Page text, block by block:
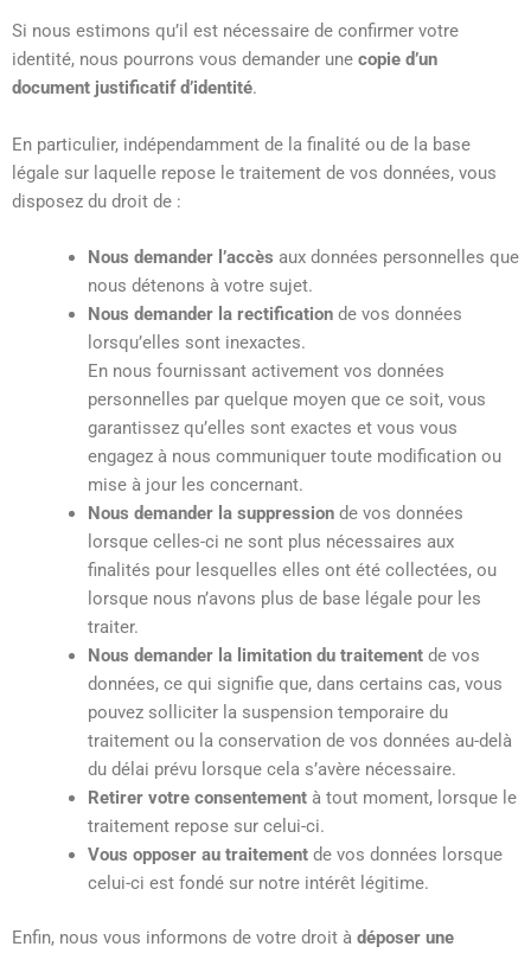
Si nous estimons qu’il est nécessaire de confirmer votre
identité, nous pourrons vous demander une copie d’un
document justificatif d’identité.
En particulier, indépendamment de la finalité ou de la base
légale sur laquelle repose le traitement de vos données, vous
disposez du droit de :
Nous demander l’accès aux données personnelles que
nous détenons à votre sujet.
Nous demander la rectificationde vos données
lorsqu’elles sont inexactes.
En nous fournissant activement vos données
personnelles par quelque moyen que ce soit, vous
garantissez qu’elles sont exactes et vous vous
engagez à nous communiquer toute modification ou
mise à jour les concernant.
Nous demander la suppressionde vos données
lorsque celles-ci ne sont plus nécessaires aux
finalités pour lesquelles elles ont été collectées, ou
lorsque nous n’avons plus de base légale pour les
traiter.
Nous demander la limitation du traitementde vos
données, ce qui signifie que, dans certains cas, vous
pouvez solliciter la suspension temporaire du
traitement ou la conservation de vos données au-delà
du délai prévu lorsque cela s’avère nécessaire.
Retirer votre consentementà tout moment, lorsque le
traitement repose sur celui-ci.
Vous opposer au traitementde vos données lorsque
celui-ci est fondé sur notre intérêt légitime.
Enfin, nous vous informons de votre droit à déposer une